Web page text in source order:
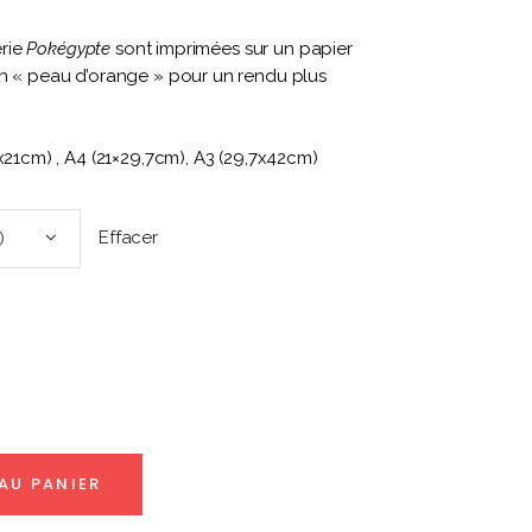
Pokégypte sont imprimées sur un papier
« peau d’orange » pour un rendu plus
, A4 (21×29,7cm), A3 (29,7x42cm)
Effacer
PANIER